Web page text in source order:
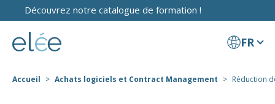
Découvrez notre catalogue de formation !
FR
Accueil Achats logiciels et Contract Management Réduction